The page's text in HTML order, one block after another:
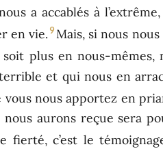
a accablés à
en vie. 9 Mais, si nous
plus en nous-mêmes,
et qui nous en
vous nous apportez en
nous aurons reçue sera
fierté, c’est le